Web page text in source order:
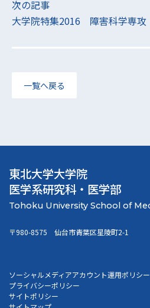
次の記事
大学院特集2016 障害科学専攻
一覧へ戻る
東北大学大学院
医学系研究科・医学部
〒980-8575 仙台市青葉区星陵町2-1
ソーシャルメディアアカウント運用ポリシー
プライバシーポリシー
サイトポリシー